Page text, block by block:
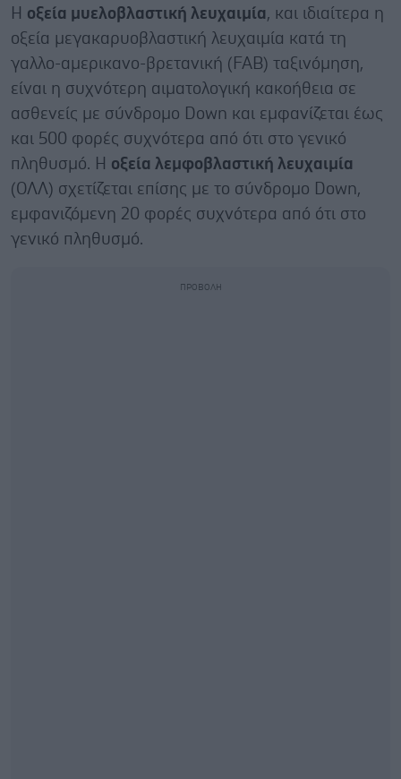
Η οξεία μυελοβλαστική λευχαιμία, και ιδιαίτερα η
οξεία μεγακαρυοβλαστική λευχαιμία κατά τη
γαλλο-αμερικανο-βρετανική (FAB) ταξινόμηση,
είναι η συχνότερη αιματολογική κακοήθεια σε
ασθενείς με σύνδρομο Down και εμφανίζεται έως
και 500 φορές συχνότερα από ότι στο γενικό
πληθυσμό. Η οξεία λεμφοβλαστική λευχαιμία
(ΟΛΛ) σχετίζεται επίσης με το σύνδρομο Down,
εμφανιζόμενη 20 φορές συχνότερα από ότι στο
γενικό πληθυσμό.